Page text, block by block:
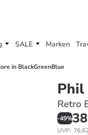
SALE Marken
in BlackGreenBlue
Phil
Retro
-49%
UVP: